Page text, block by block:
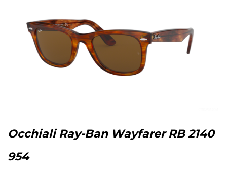
Occhiali Ray-Ban Wayfarer RB 2140
954